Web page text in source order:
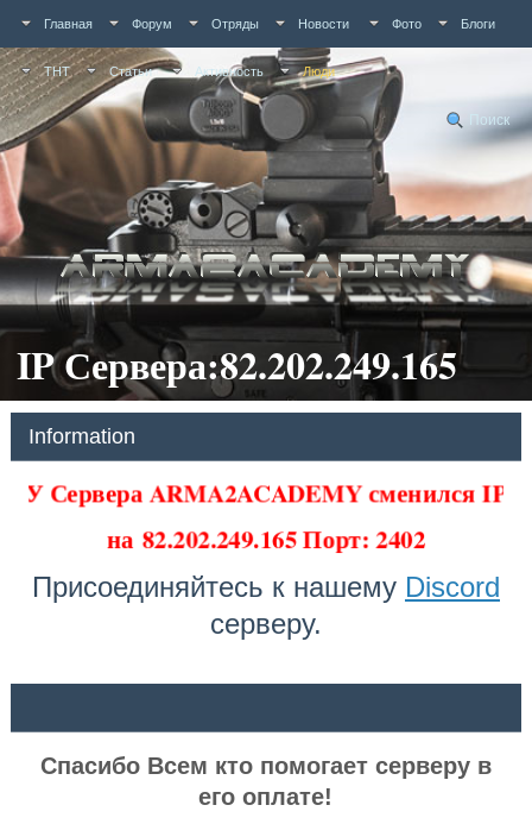
Главная Форум Отряды Новости Фото Блоги
ТНТ Статьи Активность Люди
Поиск
IP Сервера:82.202.249.165
Information
У Сервера ARMA2ACADEMY сменился IP
на82.202.249.165 Порт: 2402
Присоединяйтесь к нашему Discord
серверу.
Спасибо Всем кто помогает серверу в
его оплате!